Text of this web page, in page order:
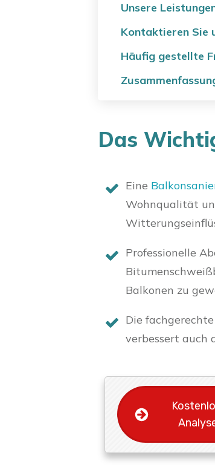
Unsere
Kontaktieren Sie
Häufig gestellte
Das
Eine
Wohnqualität
Professionelle
Balkonen zu
Die fachgerechte
verbessert auch